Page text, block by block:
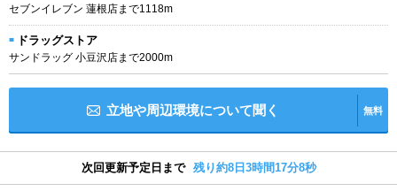
セブンイレブン 蓮根店まで1118m
ドラッグストア
サンドラッグ 小豆沢店まで2000m
立地や周辺環境について聞く 無料
次回更新予定日まで 残り約8日3時間17分7秒